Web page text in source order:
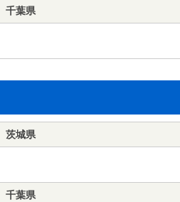
千葉県
茨城県
千葉県